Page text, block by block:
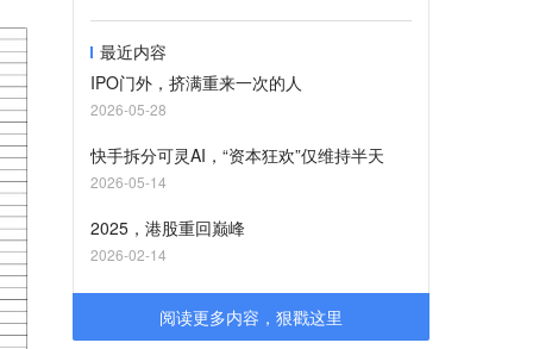
最近内容
IPO门外，挤满重来一次的人
2026-05-28
快手拆分可灵AI，“资本狂欢”仅维持半天
2026-05-14
2025，港股重回巅峰
2026-02-14
阅读更多内容，狠戳这里